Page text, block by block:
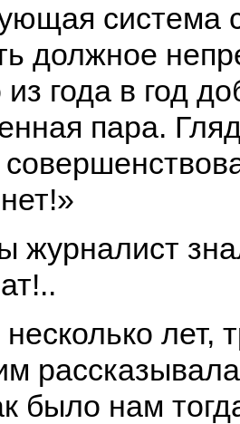
система
должное
из года в год
пара.
журналист
несколько лет,
было нам